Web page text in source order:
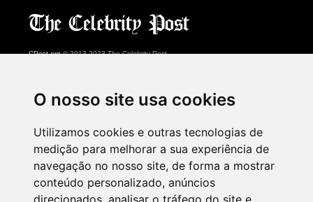
O nosso site usa cookies
Utilizamos cookies e outras tecnologias de
medição para melhorar a sua experiência de
navegação no nosso site, de forma a mostrar
conteúdo personalizado, anúncios
direcionados, analisar o tráfego do site e
CPost.org© 2013-2023 The Celebrity Post.
About Us
Advertising
Contact Us